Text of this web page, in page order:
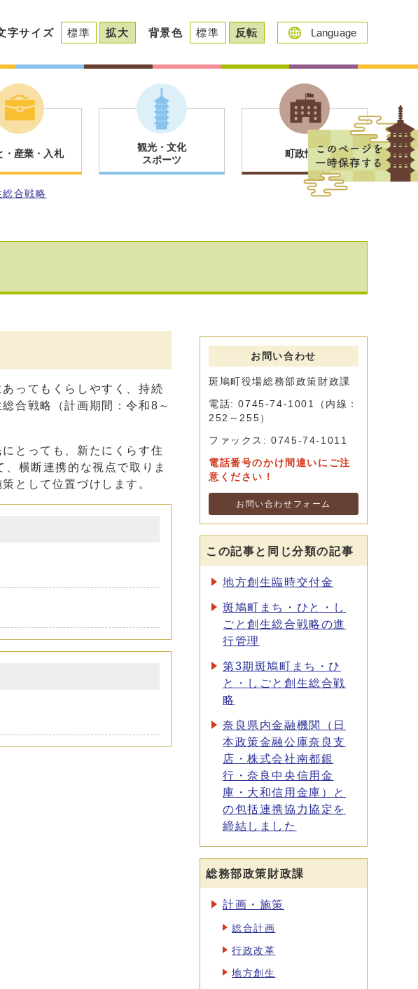
字サイズ 標準 拡大 背景色 標準 反転 Language
・産業・入札
観光・文化
スポーツ
町政情報
総合戦略
ってもくらしやすく、持続
合戦略（計画期間：令和8～
とっても、新たにくらす住
横断連携的な視点で取りま
として位置づけします。
お問い合わせ
斑鳩町役場総務部政策財政課
電話: 0745-74-1001（内線：
252～255）
ファックス: 0745-74-1011
電話番号のかけ間違いにご注
意ください！
お問い合わせフォーム
この記事と同じ分類の記事
地方創生臨時交付金
斑鳩町まち・ひと・し
ごと創生総合戦略の進
行管理
第3期斑鳩町まち・ひ
と・しごと創生総合戦
略
奈良県内金融機関（日
本政策金融公庫奈良支
店・株式会社南都銀
行・奈良中央信用金
庫・大和信用金庫）と
の包括連携協力協定を
締結しました
総務部政策財政課
計画・施策
総合計画
行政改革
地方創生